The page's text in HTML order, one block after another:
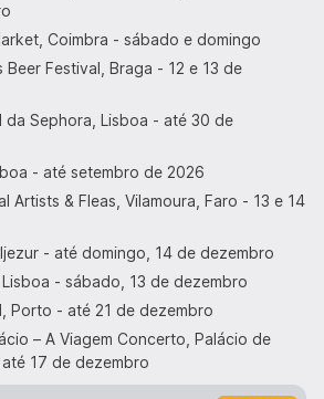
Coimbra - sábado e domingo
Beer Festival, Braga - 12 e 13 de
da Sephora, Lisboa - até 30 de
- até setembro de 2026
Artists & Fleas, Vilamoura, Faro - 13 e 14
- até domingo, 14 de dezembro
- sábado, 13 de dezembro
Porto - até 21 de dezembro
– A Viagem Concerto, Palácio de
17 de dezembro